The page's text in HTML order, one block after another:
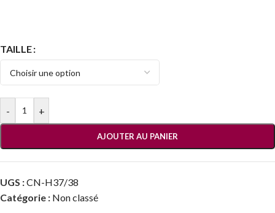
TAILLE
- +
AJOUTER AU PANIER
UGS :CN-H37/38
Catégorie : Non classé